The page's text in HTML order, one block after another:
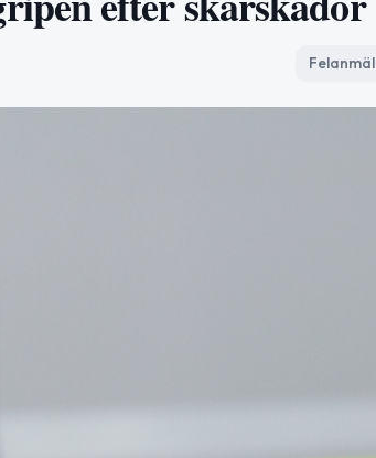
Felanmäl